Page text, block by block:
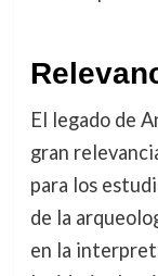
El legado de
gran
para los
de la
en la